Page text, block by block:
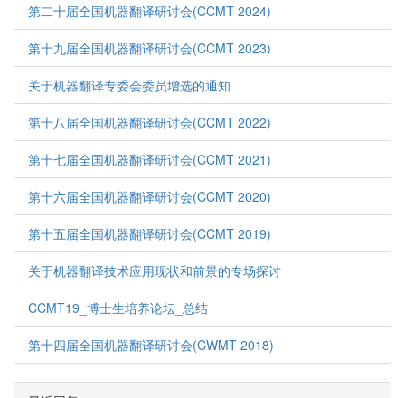
第二十届全国机器翻译研讨会(CCMT 2024)
第十九届全国机器翻译研讨会(CCMT 2023)
关于机器翻译专委会委员增选的通知
第十八届全国机器翻译研讨会(CCMT 2022)
第十七届全国机器翻译研讨会(CCMT 2021)
第十六届全国机器翻译研讨会(CCMT 2020)
第十五届全国机器翻译研讨会(CCMT 2019)
关于机器翻译技术应用现状和前景的专场探讨
CCMT19_博士生培养论坛_总结
第十四届全国机器翻译研讨会(CWMT 2018)